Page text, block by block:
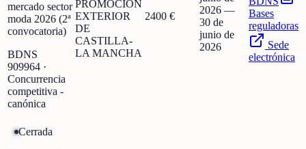
mercado sector
moda 2026 (2ª
convocatoria)
BDNS
909964 ·
Concurrencia
competitiva -
canónica
PROMOCIÓN
EXTERIOR
DE
CASTILLA-
LA MANCHA
2400 €
2026 —
30 de
junio de
2026
Bases
reguladoras
Sede
electrónica
Cerrada